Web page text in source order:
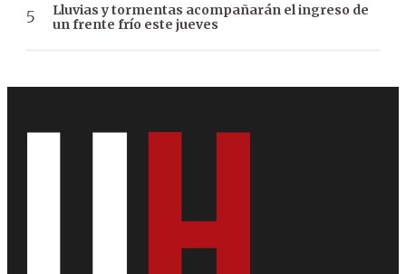
Lluvias y tormentas acompañarán el ingreso de
un frente frío este jueves